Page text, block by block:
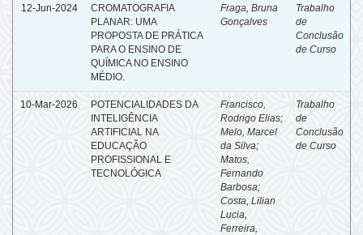
12-Jun-2024
CROMATOGRAFIA
PLANAR: UMA
PROPOSTA DE PRÁTICA
PARA O ENSINO DE
QUÍMICA NO ENSINO
MÉDIO.
Fraga, Bruna
Gonçalves
Trabalho
de
Conclusão
de Curso
10-Mar-2026
POTENCIALIDADES DA
INTELIGÊNCIA
ARTIFICIAL NA
EDUCAÇÃO
PROFISSIONAL E
TECNOLÓGICA
Francisco,
Rodrigo Elias;
Melo, Marcel
da Silva;
Matos,
Fernando
Barbosa;
Costa, Lilian
Lucia,
Ferreira,
Trabalho
de
Conclusão
de Curso